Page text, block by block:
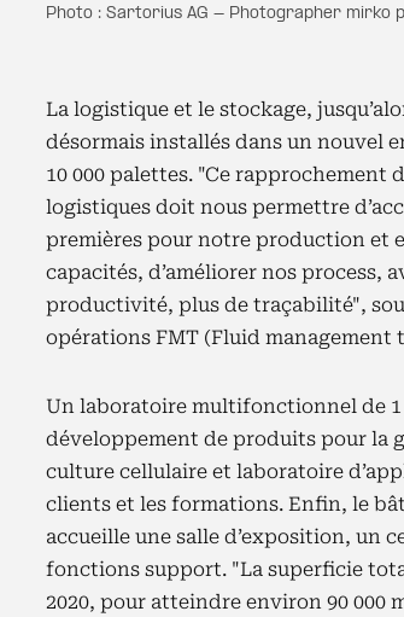
Photo : Sartorius AG - Photographer mirko
La logistique et le stockage,
désormais installés dans un nouvel
10 000 palettes. "Ce rapprochement
logistiques doit nous permettre
premières pour notre production et
capacités, d’améliorer nos process,
productivité, plus de traçabilité",
opérations FMT (Fluid management
Un laboratoire multifonctionnel de 1
développement de produits pour la
culture cellulaire et laboratoire
clients et les formations. Enfin, le
accueille une salle d’exposition, un
fonctions support. "La superficie
2020, pour atteindre environ 90 000